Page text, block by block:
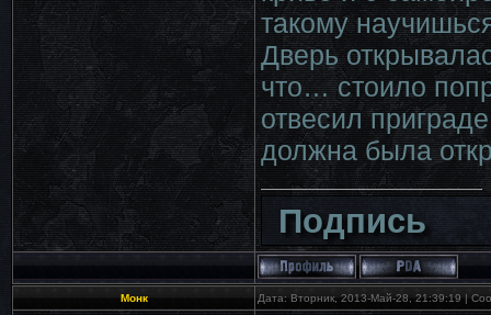
такому
Дверь
что… стоило
отвесил
должна была
Подпись
Монк Дата: Вторник, 2013-Май-28, 21:39:19 |